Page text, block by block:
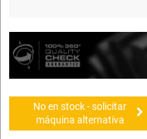
No en stock - solicitar
máquina alternativa